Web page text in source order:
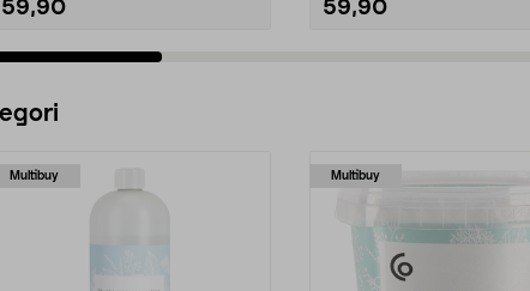
59,90 59,90
Multibuy Multibuy